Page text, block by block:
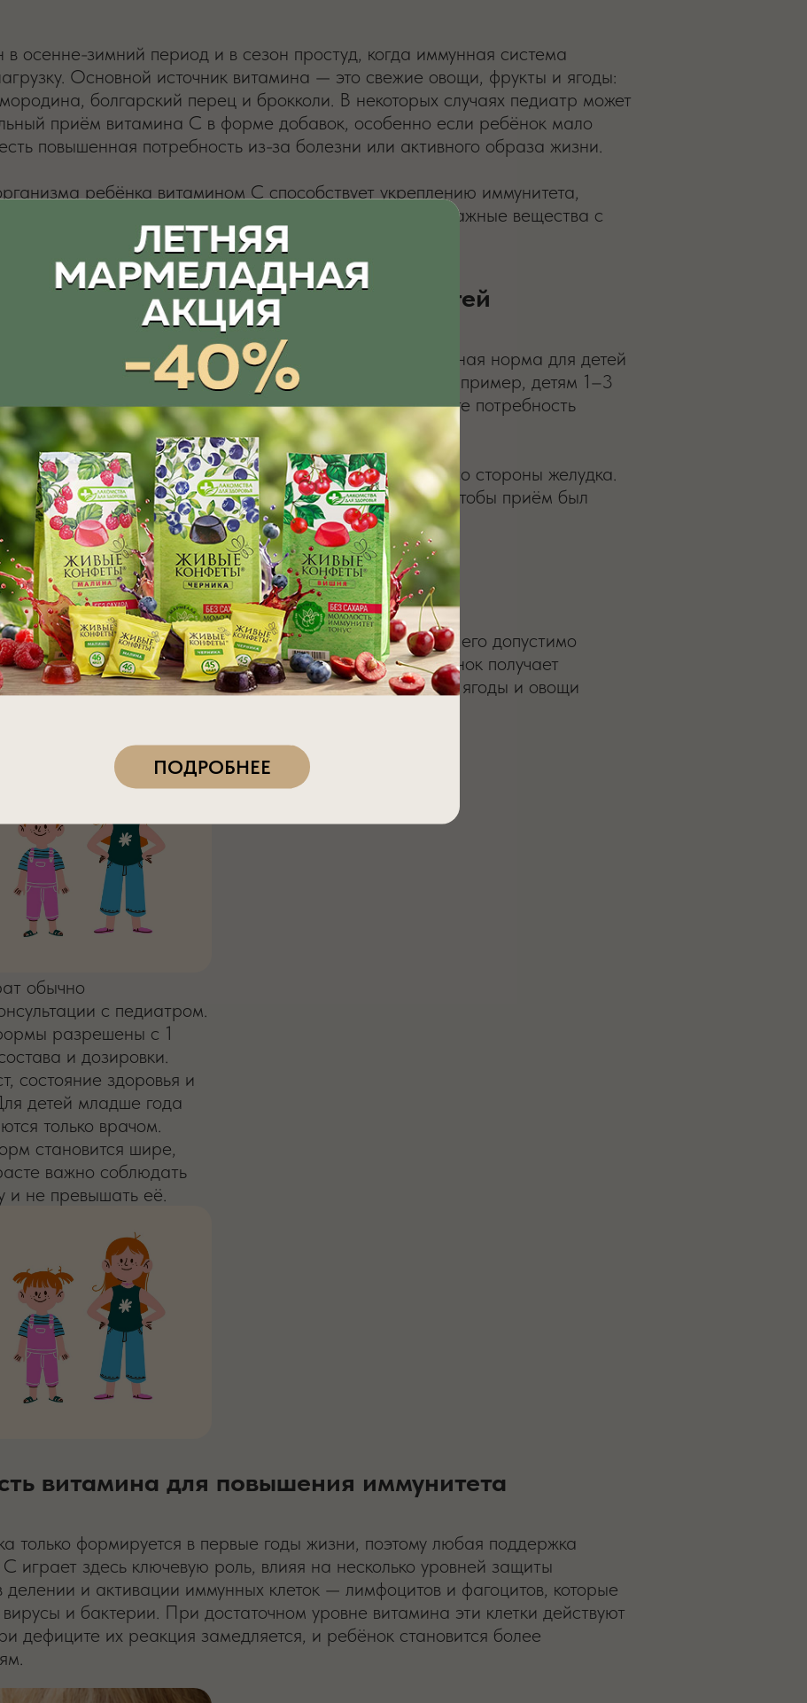
ПОДРОБНЕЕ
осенне-зимний период и в сезон простуд, когда иммунная система
Основной источник витамина — это свежие овощи, фрукты и ягоды:
болгарский перец и брокколи. В некоторых случаях педиатр может
приём витамина C в форме добавок, особенно если ребёнок мало
повышенная потребность из-за болезни или активного образа жизни.
ребёнка витамином C способствует укреплению иммунитета,
роста, а также формирует привычку получать важные вещества с
на долгие годы.
дозировка витамина C для детей
от возраста и индивидуальной потребности. Суточная норма для детей
в среднем она составляет от 30 до 90 мг в день. Например, детям 1–3
мг, в 4–8 лет — примерно 45 мг, а в школьном возрасте потребность
дозировку лучше уточнять у педиатра.
не стоит: избыток может вызывать дискомфорт со стороны желудка.
возраст, питание и общее состояние ребёнка, чтобы приём был
лет можно давать витамин C
можно ли детям витамин C и с какого возраста его допустимо
большинстве случаев при полноценном питании ребенок получает
вещества из пищи уже с раннего возраста. Фрукты, ягоды и овощи
когда начинается прикорм.
обычно
с педиатром.
разрешены с 1
и дозировки.
состояние здоровья и
детей младше года
только врачом.
становится шире,
важно соблюдать
и не превышать её.
витамина для повышения иммунитета
только формируется в первые годы жизни, поэтому любая поддержка
играет здесь ключевую роль, влияя на несколько уровней защиты
делении и активации иммунных клеток — лимфоцитов и фагоцитов, которые
и бактерии. При достаточном уровне витамина эти клетки действуют
дефиците их реакция замедляется, и ребёнок становится более